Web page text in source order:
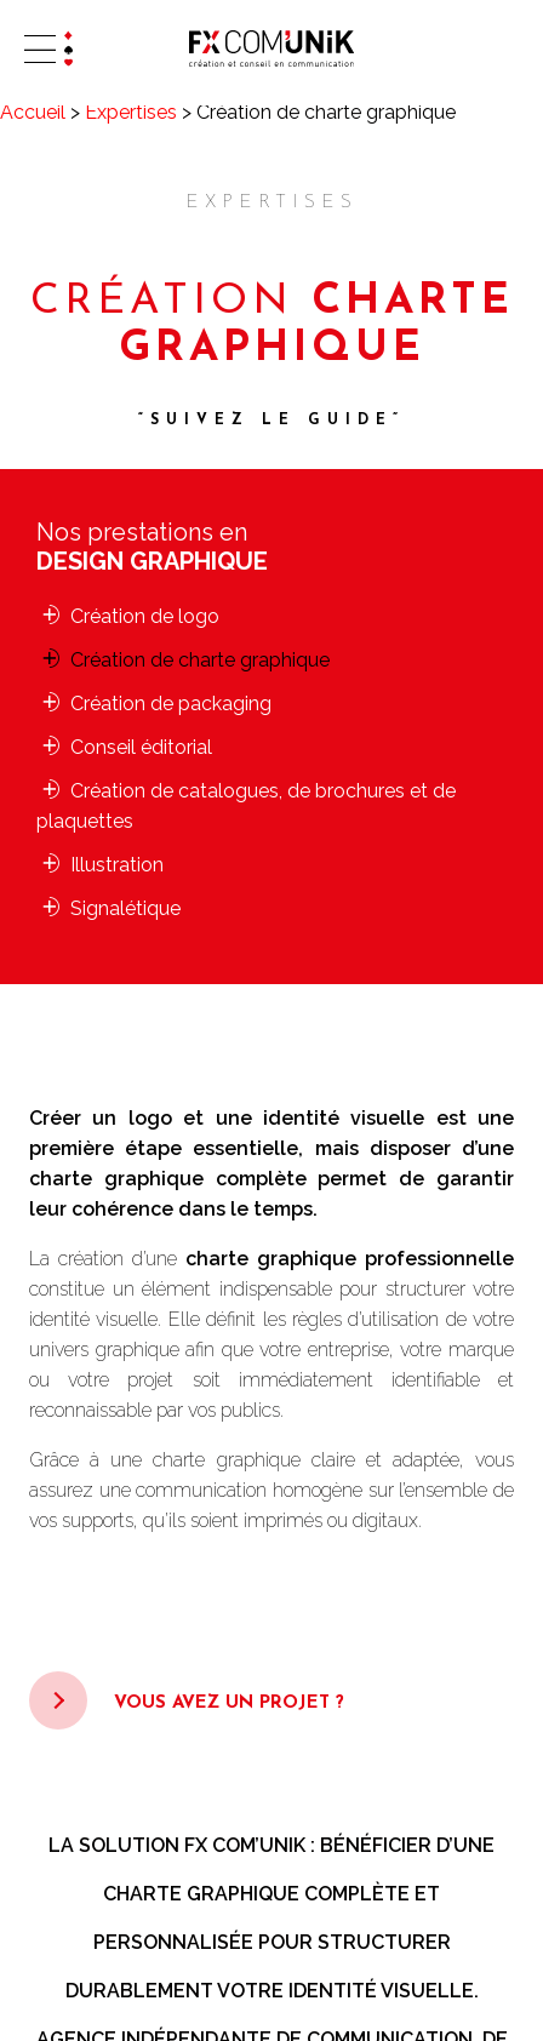
Accueil > Expertises > Création de charte graphique
EXPERTISES
CRÉATION CHARTE
GRAPHIQUE
“SUIVEZ LE GUIDE”
Nos prestations en
DESIGN GRAPHIQUE
Création de logo
Création de charte graphique
Création de packaging
Conseil éditorial
Création de catalogues, de brochures et de
plaquettes
Illustration
Signalétique
Créer un logo et une identité visuelle est une
première étape essentielle, mais disposer d’une
charte graphique complète permet de garantir
leur cohérence dans le temps.
La création d’une charte graphique professionnelle
constitue un élément indispensable pour structurer votre
identité visuelle. Elle définit les règles d’utilisation de votre
univers graphique afin que votre entreprise, votre marque
ou votre projet soit immédiatement identifiable et
reconnaissable par vos publics.
Grâce à une charte graphique claire et adaptée, vous
assurez une communication homogène sur l’ensemble de
vos supports, qu’ils soient imprimés ou digitaux.
VOUS AVEZ UN PROJET ?
LA SOLUTION FX COM’UNIK : BÉNÉFICIER D’UNE
CHARTE GRAPHIQUE COMPLÈTE ET
PERSONNALISÉE POUR STRUCTURER
DURABLEMENT VOTRE IDENTITÉ VISUELLE.